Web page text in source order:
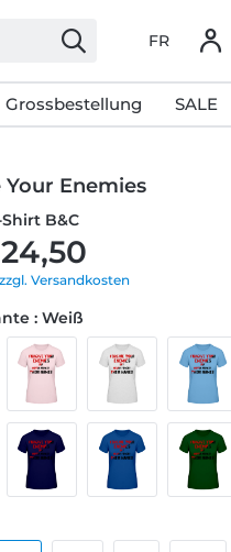
FR
Grossbestellung SALE
Your Enemies
B&C
zzgl. Versandkosten
: Weiß